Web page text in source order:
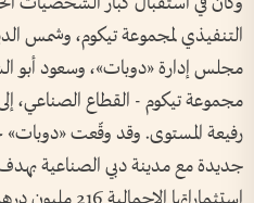
التنفيذي لمجموعة تيكوم، وشمس
مجلس إدارة «دوبات»، وسعود أبو
مجموعة تيكوم - القطاع
رفيعة المستوى. وقد وقّعت
جديدة مع مدينة دبي الصناعية